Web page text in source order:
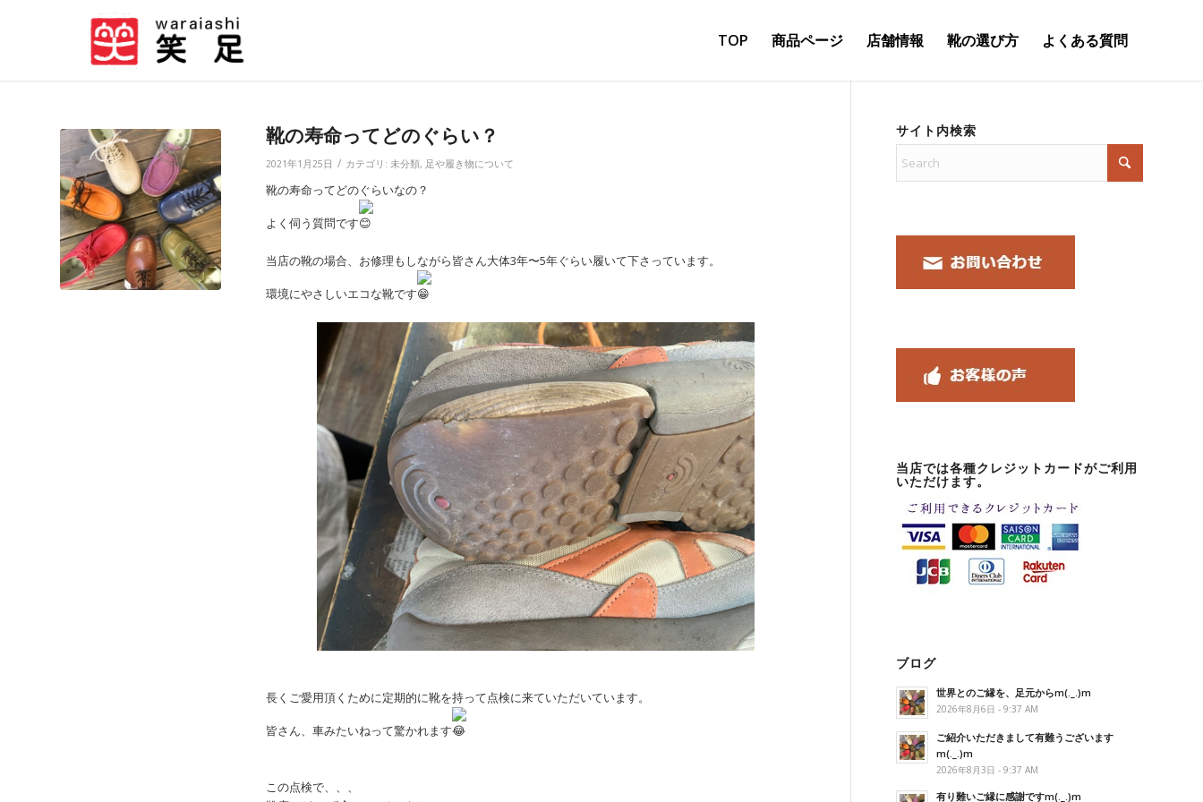
TOP 商品ページ 店舗情報 靴の選び方 よくある質問
靴の寿命ってどのぐらい？
2021年1月25日 / カテゴリ: 未分類, 足や履き物について
靴の寿命ってどのぐらいなの？
よく伺う質問です
当店の靴の場合、お修理もしながら皆さん大体3年〜5年ぐらい履いて下さっています。
環境にやさしいエコな靴です
長くご愛用頂くために定期的に靴を持って点検に来ていただいています。
皆さん、車みたいねって驚かれます
この点検で、、、
サイト内検索
当店では各種クレジットカードがご利用
いただけます。
ブログ
世界とのご縁を、足元からm(._.)m
2026年8月6日 - 9:37 AM
ご紹介いただきまして有難うございます
m(._.)m
2026年8月3日 - 9:37 AM
有り難いご縁に感謝ですm(._.)m